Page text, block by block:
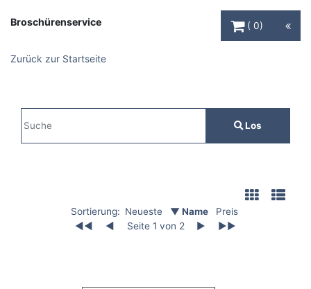
Broschürenservice 0
Zurück zur Startseite
Los
Sortierung: Neueste ▼ Name
Preis
◀◀
◀ Seite 1 von 2 ▶ ▶▶